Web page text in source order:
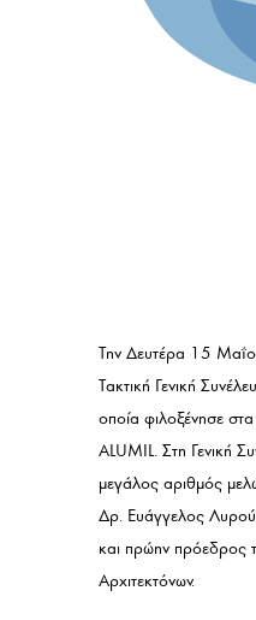
Την Δευτέρα 15
Τακτική Γενική
οποία φιλοξένησε
ALUMIL. Στη Γενική
μεγάλος αριθμός
Δρ. Ευάγγελος
και πρώην πρόεδρος
Αρχιτεκτόνων.